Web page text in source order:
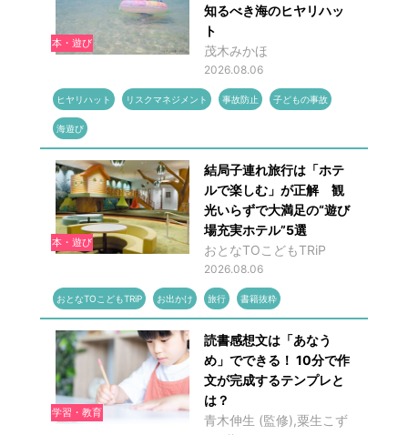
本・遊び
知るべき海のヒヤリハッ
ト
茂木みかほ
2026.08.06
ヒヤリハット リスクマネジメント 事故防止 子どもの事故
海遊び
本・遊び
結局子連れ旅行は「ホテ
ルで楽しむ」が正解 観
光いらずで大満足の“遊び
場充実ホテル”5選
おとなTOこどもTRiP
2026.08.06
おとなTOこどもTRiP お出かけ 旅行 書籍抜粋
学習・教育
読書感想文は「あなう
め」でできる！ 10分で作
文が完成するテンプレと
は？
青木伸生 (監修),粟生こず